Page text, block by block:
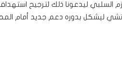
السلبي ليدعونا ذلك لترجيح استهداف